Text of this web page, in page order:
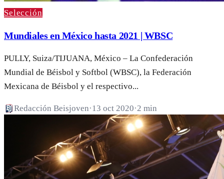
Selección
Mundiales en México hasta 2021 | WBSC
PULLY, Suiza/TIJUANA, México – La Confederación
Mundial de Béisbol y Softbol (WBSC), la Federación
Mexicana de Béisbol y el respectivo...
Redacción Beisjoven·13 oct 2020·2 min